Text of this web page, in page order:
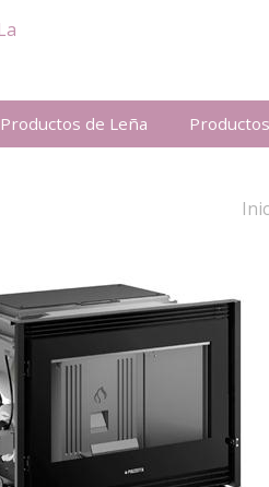
Productos de Leña